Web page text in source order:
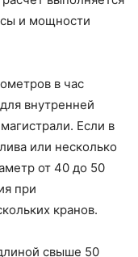
и мощности
в час
внутренней
Если в
или несколько
от 40 до 50
при
кранов.
свыше 50